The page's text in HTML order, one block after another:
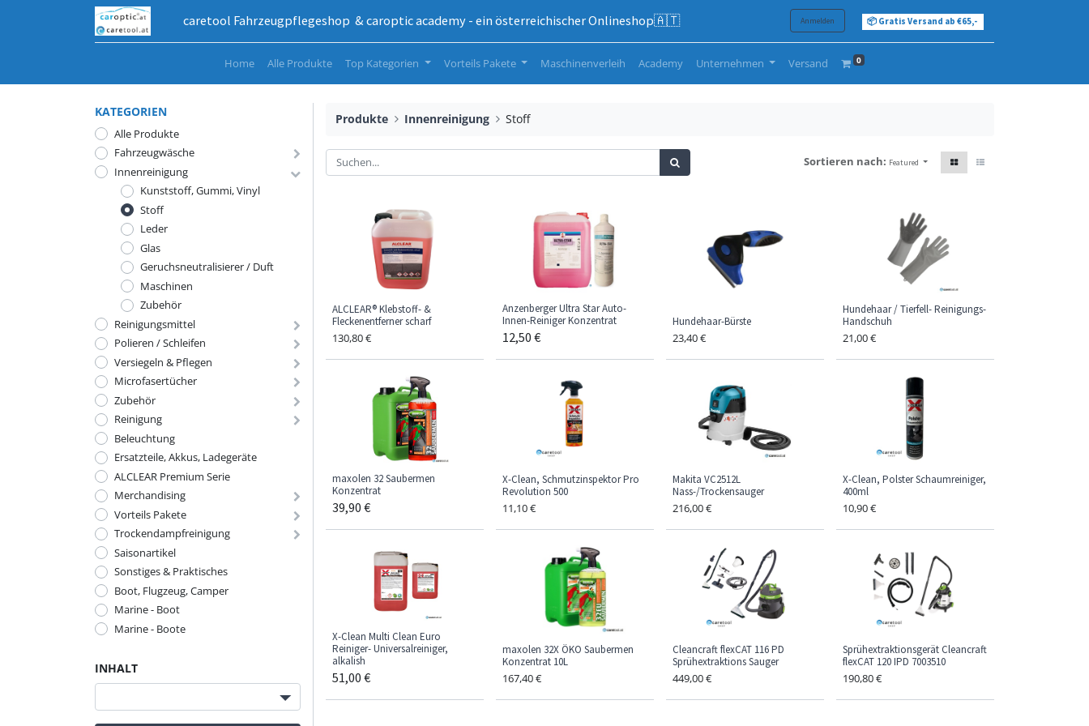
caretool Fahrzeugpflegeshop & caroptic academy - ein österreichischer Onlineshop🇦🇹 Anmelden 📦 Gratis Versand ab €65,-
Home Alle Produkte Top Kategorien Vorteils Pakete Maschinenverleih Academy Unternehmen Versand 0
KATEGORIEN
Alle Produkte
Fahrzeugwäsche
Innenreinigung
Kunststoff, Gummi, Vinyl
Stoff
Leder
Glas
Geruchsneutralisierer / Duft
Maschinen
Zubehör
Reinigungsmittel
Polieren / Schleifen
Versiegeln & Pflegen
Microfasertücher
Zubehör
Reinigung
Beleuchtung
Ersatzteile, Akkus, Ladegeräte
ALCLEAR Premium Serie
Merchandising
Vorteils Pakete
Trockendampfreinigung
Saisonartikel
Sonstiges & Praktisches
Boot, Flugzeug, Camper
Marine - Boot
Marine - Boote
INHALT
Produkte Innenreinigung Stoff
Sortieren nach: Featured
ALCLEAR® Klebstoff- &
Fleckenentferner scharf
130,80€
Anzenberger Ultra Star Auto-
Innen-Reiniger Konzentrat
12,50 €
Hundehaar-Bürste
23,40€
Hundehaar / Tierfell- Reinigungs-
Handschuh
21,00€
maxolen 32 Saubermen
Konzentrat
39,90 €
X-Clean, Schmutzinspektor Pro
Revolution 500
11,10€
Makita VC2512L
Nass-/Trockensauger
216,00€
X-Clean, Polster Schaumreiniger,
400ml
10,90€
X-Clean Multi Clean Euro
Reiniger- Universalreiniger,
alkalish
51,00 €
maxolen 32X ÖKO Saubermen
Konzentrat 10L
167,40€
Cleancraft flexCAT 116 PD
Sprühextraktions Sauger
449,00€
Sprühextraktionsgerät Cleancraft
flexCAT 120 IPD 7003510
190,80€